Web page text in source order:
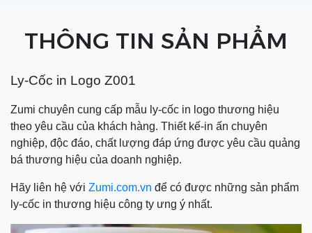
THÔNG TIN SẢN PHẨM
Ly-Cốc in Logo Z001
Zumi chuyên cung cấp mẫu ly-cốc in logo thương hiệu
theo yêu cầu của khách hàng. Thiết kế-in ấn chuyên
nghiệp, độc đáo, chất lượng đáp ứng được yêu cầu quảng
bá thương hiệu của doanh nghiệp.
Hãy liên hệ với Zumi.com.vn để có được những sản phẩm
ly-cốc in thương hiệu công ty ưng ý nhất.